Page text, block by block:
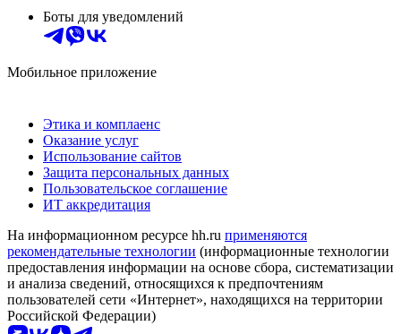
Боты для уведомлений
Мобильное приложение
Этика и комплаенс
Оказание услуг
Использование сайтов
Защита персональных данных
Пользовательское соглашение
ИТ аккредитация
На информационном ресурсе hh.ru применяются
рекомендательные технологии (информационные технологии
предоставления информации на основе сбора, систематизации
и анализа сведений, относящихся к предпочтениям
пользователей сети «Интернет», находящихся на территории
Российской Федерации)